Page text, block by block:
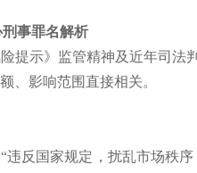
事罪名解析
提示》监管精神及近年司
、影响范围直接相关。
违反国家规定，扰乱市场秩